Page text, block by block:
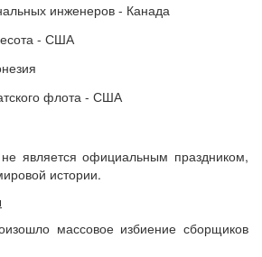
инженеров - Канада
- США
флота - США
является официальным праздником,
истории.
массовое избиение сборщиков